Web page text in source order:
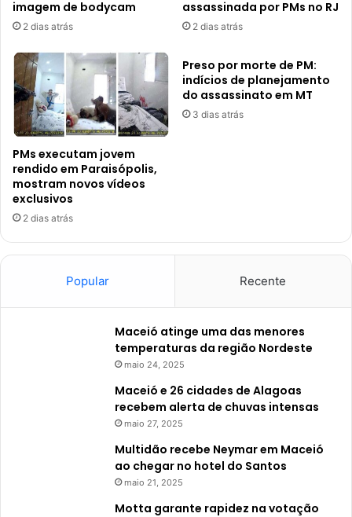
imagem de bodycam
2 dias atrás
assassinada por PMs no RJ
2 dias atrás
PMs executam jovem
rendido em Paraisópolis,
mostram novos vídeos
exclusivos
2 dias atrás
Preso por morte de PM:
indícios de planejamento
do assassinato em MT
3 dias atrás
Popular Recente
Maceió atinge uma das menores
temperaturas da região Nordeste
maio 24, 2025
Maceió e 26 cidades de Alagoas
recebem alerta de chuvas intensas
maio 27, 2025
Multidão recebe Neymar em Maceió
ao chegar no hotel do Santos
maio 21, 2025
Motta garante rapidez na votação